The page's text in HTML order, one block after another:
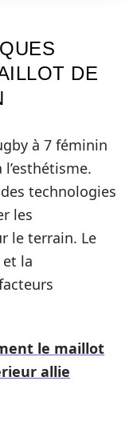
DE
à 7 féminin
technologies
les
le terrain. Le
la
le maillot
allie